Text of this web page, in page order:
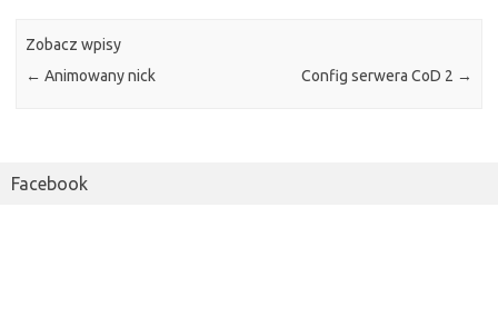
Zobacz wpisy
← Animowany nick Config serwera CoD 2 →
Facebook